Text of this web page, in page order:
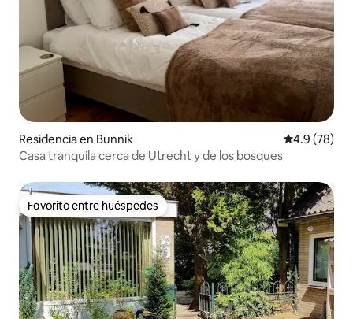
Residencia en Bunnik Calificación
4.9 (78)
Casa tranquila cerca de Utrecht y de los bosques
Favorito entre huéspedes
Favorito entre huéspedes